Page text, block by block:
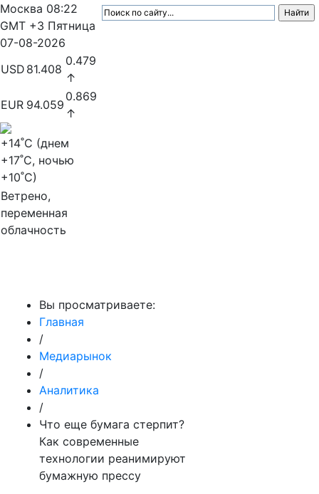
Москва 08:22
GMT +3 Пятница
07-08-2026
USD 81.408
0.479
↑
EUR 94.059
0.869
↑
+14˚C (днем
+17˚C, ночью
+10˚C)
Ветрено,
переменная
облачность
Вы просматриваете:
Главная
/
Медиарынок
/
Аналитика
/
Что еще бумага стерпит?
Как современные
технологии реанимируют
бумажную прессу